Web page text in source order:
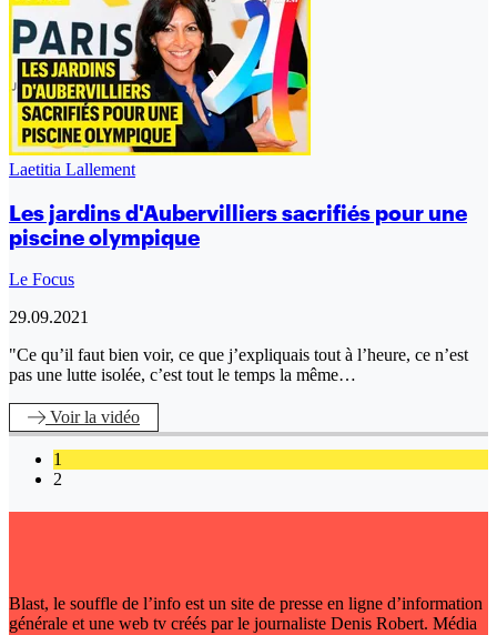
Laetitia Lallement
Les jardins d'Aubervilliers sacrifiés pour une
piscine olympique
Le Focus
29.09.2021
"Ce qu’il faut bien voir, ce que j’expliquais tout à l’heure, ce n’est
pas une lutte isolée, c’est tout le temps la même…
Voirla vidéo
1
2
Blast, le souffle de l’info est un site de presse en ligne d’information
générale et une web tv créés par le journaliste Denis Robert. Média